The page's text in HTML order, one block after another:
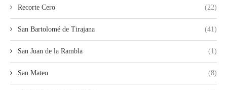
Recorte Cero (22)
San Bartolomé de Tirajana (41)
San Juan de la Rambla (1)
San Mateo (8)